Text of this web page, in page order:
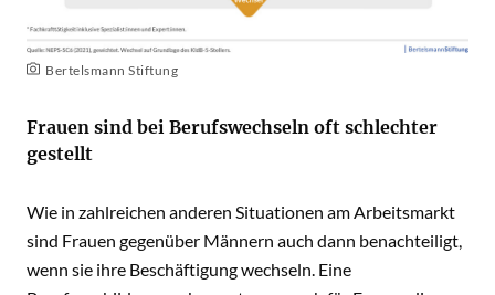
Bertelsmann Stiftung
Frauen sind bei Berufswechseln oft schlechter
gestellt
Wie in zahlreichen anderen Situationen am Arbeitsmarkt
sind Frauen gegenüber Männern auch dann benachteiligt,
wenn sie ihre Beschäftigung wechseln. Eine